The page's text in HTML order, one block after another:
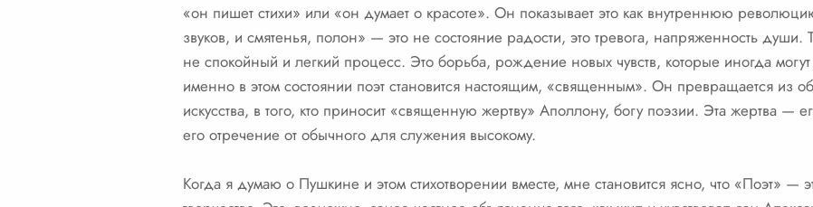
«он пишет стихи» или «он думает о красоте». Он показывает это как внутреннюю
звуков, и смятенья, полон» — это не состояние радости, это тревога, напряженность
не спокойный и легкий процесс. Это борьба, рождение новых чувств, которые иногда
именно в этом состоянии поэт становится настоящим, «священным». Он превращается из
искусства, в того, кто приносит «священную жертву» Аполлону, богу поэзии. Эта жертва —
его отречение от обычного для служения высокому.
Когда я думаю о Пушкине и этом стихотворении вместе, мне становится ясно, что «Поэт» —